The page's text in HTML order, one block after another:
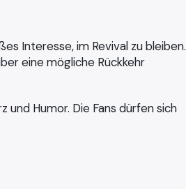
Interesse, im Revival zu bleiben.
eine mögliche Rückkehr
und Humor. Die Fans dürfen sich